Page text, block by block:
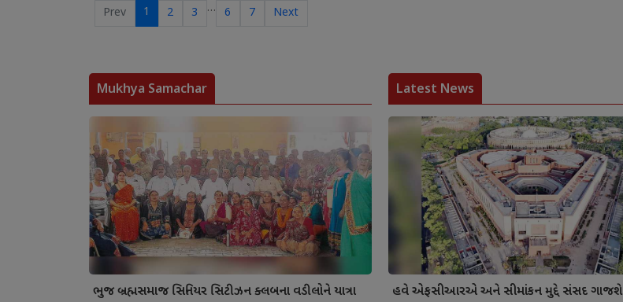
Prev 1 2 3 … 6 7 Next
Mukhya Samachar
ભુજ બ્રહ્મસમાજ સિનિયર સિટીઝન ક્લબના વડીલોને યાત્રા
Latest News
હવે એફસીઆરએ અને સીમાંકન મુદ્દે સંસદ ગાજશે